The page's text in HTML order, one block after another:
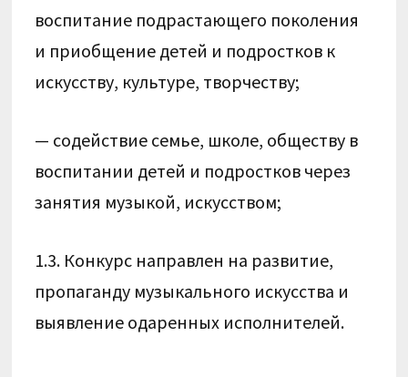
воспитание подрастающего поколения
и приобщение детей и подростков к
искусству, культуре, творчеству;
— содействие семье, школе, обществу в
воспитании детей и подростков через
занятия музыкой, искусством;
1.3. Конкурс направлен на развитие,
пропаганду музыкального искусства и
выявление одаренных исполнителей.